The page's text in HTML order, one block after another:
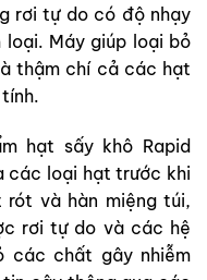
rơi tự do có độ nhạy
Máy giúp loại bỏ
thậm chí cả các hạt
hạt sấy khô Rapid
các loại hạt trước khi
và hàn miệng túi,
rơi tự do và các hệ
các chất gây nhiễm